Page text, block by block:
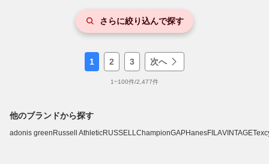
さらに絞り込んで探す
1 2 3 次へ
1~100件/2,477件
他のブランドから探す
adonis green Russell AthleticRUSSELLChampionGAPHanesFILAVINTAGE